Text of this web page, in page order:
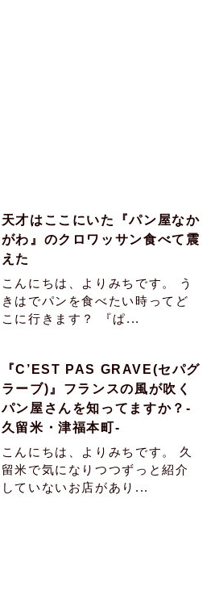
天才はここにいた『パン屋なか
がわ』のクロワッサン食べて震
えた
こんにちは、よりみちです。 う
きはでパンを食べたい時ってど
こに行きます？ 『ぱ...
『C’EST PAS GRAVE(セパグ
ラーブ)』フランスの風が吹く
パン屋さんを知ってますか？-
久留米・津福本町-
こんにちは、よりみちです。 久
留米で気になりつつずっと紹介
していないお店があり...